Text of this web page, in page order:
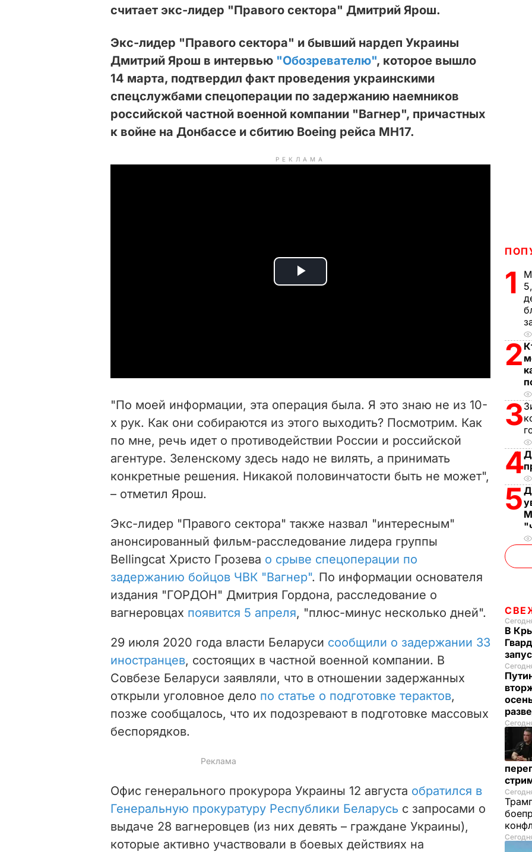
считает экс-лидер "Правого сектора" Дмитрий Ярош.
Экс-лидер "Правого сектора" и бывший нардеп Украины
Дмитрий Ярош в интервью "Обозревателю", которое вышло
14 марта, подтвердил факт проведения украинскими
спецслужбами спецоперации по задержанию наемников
российской частной военной компании "Вагнер", причастных
к войне на Донбассе и сбитию Boeing рейса МН17.
РЕКЛАМА
P
i
d
e
"По моей информации, эта операция была. Я это знаю не из 10-
х рук. Как они собираются из этого выходить? Посмотрим. Как
по мне, речь идет о противодействии России и российской
агентуре. Зеленскому здесь надо не вилять, а принимать
конкретные решения. Никакой половинчатости быть не может",
– отметил Ярош.
Экс-лидер "Правого сектора" также назвал "интересным"
анонсированный фильм-расследование лидера группы
Bellingcat Христо Грозева о срыве спецоперации по
задержанию бойцов ЧВК "Вагнер". По информации основателя
издания "ГОРДОН" Дмитрия Гордона, расследование о
вагнеровцах появится 5 апреля, "плюс-минус несколько дней".
29 июля 2020 года власти Беларуси сообщили о задержании 33
иностранцев, состоящих в частной военной компании. В
Совбезе Беларуси заявляли, что в отношении задержанных
открыли уголовное дело по статье о подготовке терактов,
позже сообщалось, что их подозревают в подготовке массовых
беспорядков.
Офис генерального прокурора Украины 12 августа обратился в
Генеральную прокуратуру Республики Беларусь с запросами о
выдаче 28 вагнеровцев (из них девять – граждане Украины),
которые активно участвовали в боевых действиях на
1
2
3
4
5
В